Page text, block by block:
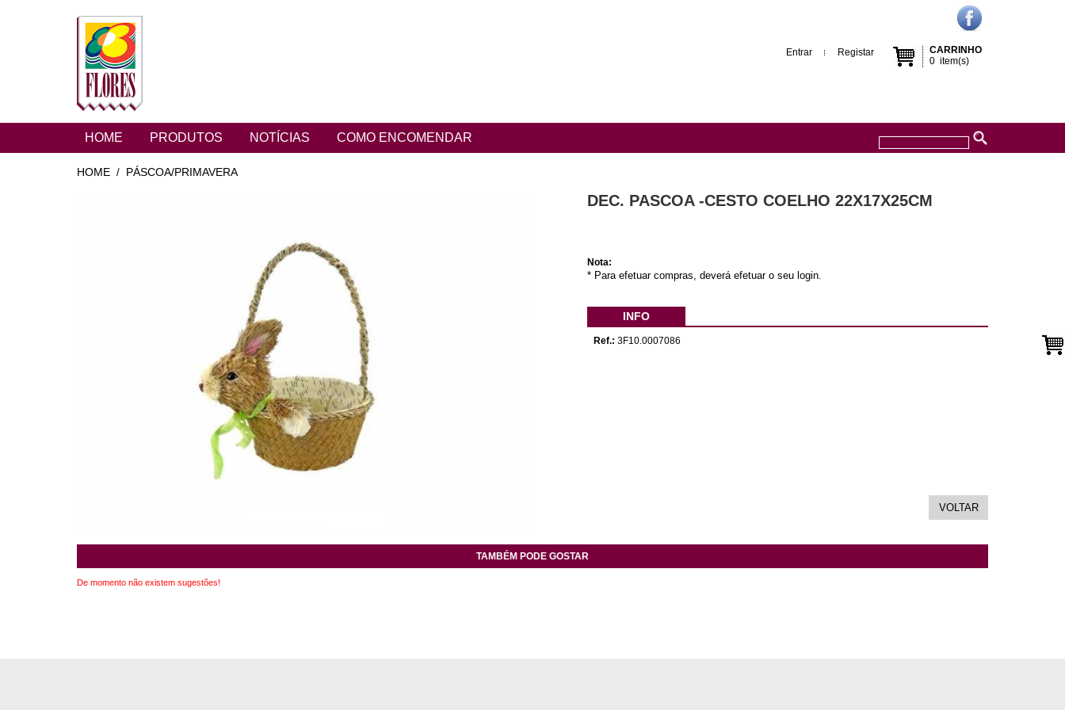
CARRINHO
0 item(s)
Entrar Registar
HOME PRODUTOS NOTÍCIAS COMO ENCOMENDAR
HOME / PÁSCOA/PRIMAVERA
DEC. PASCOA -CESTO COELHO 22X17X25CM
Nota:
* Para efetuar compras, deverá efetuar o seu login.
INFO
Ref.: 3F10.0007086
TAMBÉM PODE GOSTAR
De momento não existem sugestões!